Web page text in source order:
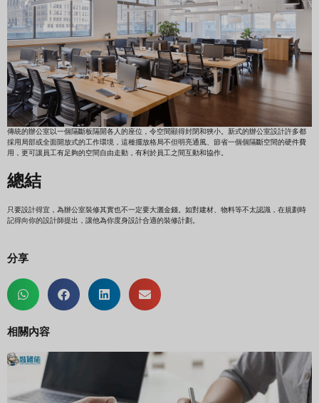
傳統的辦公室以一個隔斷板隔開各人的座位，令空間顯得封閉和狹小。新式的辦公室設計許多都
採用局部或全面開放式的工作環境，這種擺放格局不但明亮通風、節省一個個隔斷空間的硬件費
用，更可讓員工有足夠的空間自由走動，有利於員工之間互動和協作。
總結
只要設計得宜，為辦公室裝修其實也不一定要大灑金錢。如對建材、物料等不太認識，在規劃時
記得向你的設計師提出，讓他為你度身設計合適的裝修計劃。
分享
相關內容